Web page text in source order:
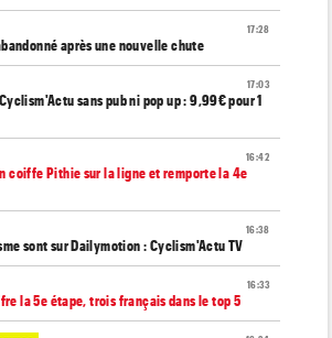
17:28
après une nouvelle chute
17:03
sans pub ni pop up : 9,99€ pour 1
16:42
coiffe Pithie sur la ligne et remporte la 4e
16:38
sont sur Dailymotion : Cyclism'Actu TV
16:33
la 5e étape, trois français dans le top 5